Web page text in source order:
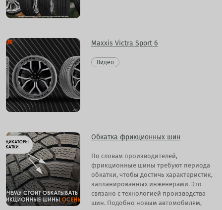
Maxxis Victra Sport 6
Видео
Обкатка фрикционных шин
По словам производителей,
фрикционные шины требуют периода
обкатки, чтобы достичь характеристик,
запланированных инженерами. Это
связано с технологией производства
шин. Подобно новым автомобилям,